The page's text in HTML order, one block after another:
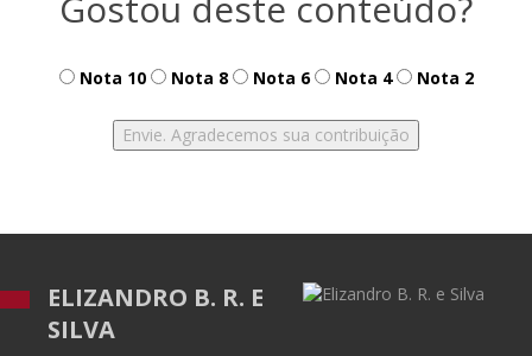
Nota 10 Nota 8 Nota 6 Nota 4 Nota 2
ELIZANDRO B. R. E
SILVA